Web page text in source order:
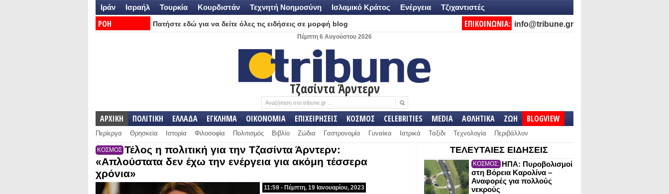
Ιράν Ισραήλ Τουρκία Κουρδιστάν Τεχνητή Νοημοσύνη Ισλαμικό Κράτος Ενέργεια Τζιχαντιστές
ΡΟΗ
Πατήστε εδώ για να δείτε όλες τις ειδήσεις σε μορφή blog ΕΠΙΚΟΙΝΩΝΙΑ: info@tribune.gr
Πέμπτη 6 Αυγούστου 2026
Τζασίντα Άρντερν
ΑΡΧΙΚΗ ΠΟΛΙΤΙΚΗ ΕΛΛΑΔΑ ΕΓΚΛΗΜΑ ΟΙΚΟΝΟΜΙΑ ΕΠΙΧΕΙΡΗΣΕΙΣ ΚΟΣΜΟΣ CELEBRITIES MEDIA ΑΘΛΗΤΙΚΑ ΖΩΗ BLOGVIEW
Περίεργα Θρησκεία Ιστορία Φιλοσοφία Πολιτισμός Βιβλίο Ζώδια Γαστρονομία Γυναίκα Ιατρικά Ταξίδι Τεχνολογία Περιβάλλον
ΚΟΣΜΟΣ Τέλος η πολιτική για την Τζασίντα Άρντερν:
«Απλούστατα δεν έχω την ενέργεια για ακόμη τέσσερα
χρόνια»
11:59 - Πέμπτη, 19 Ιανουαρίου, 2023
ΤΕΛΕΥΤΑΙΕΣ ΕΙΔΗΣΕΙΣ
ΚΟΣΜΟΣ: ΗΠΑ: Πυροβολισμοί
στη Βόρεια Καρολίνα –
Αναφορές για πολλούς
νεκρούς